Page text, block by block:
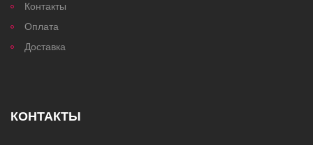
Контакты
Оплата
Доставка
КОНТАКТЫ